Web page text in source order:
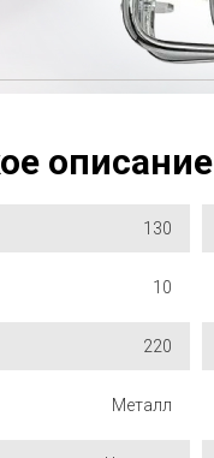
описание
130
10
220
Металл